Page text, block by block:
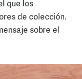
que los
de colección.
sobre el